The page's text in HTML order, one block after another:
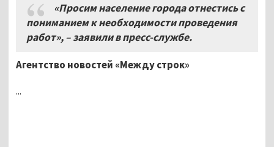
«Просим население города отнестись с
пониманием к необходимости проведения
работ», – заявили в пресс-службе.
Агентство новостей «Между строк»
...